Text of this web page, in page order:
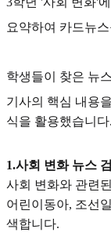
요약하여 카드뉴
학생들이 찾은 뉴
기사의 핵심 내용
식을 활용했습니다.
1.사회 변화 뉴스
사회 변화와 관련
어린이동아, 조선
색합니다.